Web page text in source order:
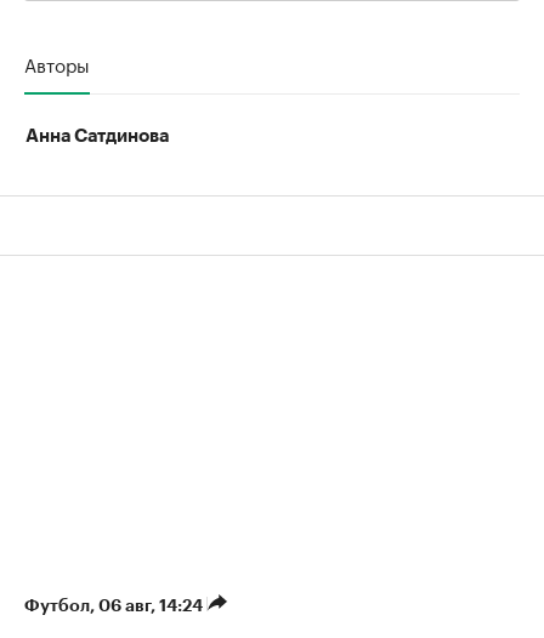
Авторы
Анна Сатдинова
Футбол⁠, 06 авг, 14:24